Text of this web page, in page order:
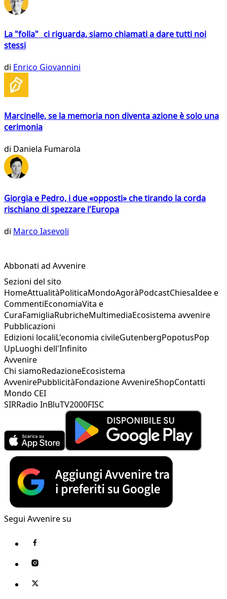
La "folla" ci riguarda, siamo chiamati a dare tutti noi
stessi
di Enrico Giovannini
Marcinelle, se la memoria non diventa azione è solo una
cerimonia
di Daniela Fumarola
Giorgia e Pedro, i due «opposti» che tirando la corda
rischiano di spezzare l'Europa
di Marco Iasevoli
Abbonati ad Avvenire
Sezioni del sito
HomeAttualitàPoliticaMondoAgoràPodcastChiesaIdee e
CommentiEconomiaVita e
CuraFamigliaRubricheMultimediaEcosistema avvenire
Pubblicazioni
Edizioni localiL'economia civileGutenbergPopotusPop
UpLuoghi dell'Infinito
Avvenire
Chi siamoRedazioneEcosistema
AvvenirePubblicitàFondazione AvvenireShopContatti
Mondo CEI
SIRRadio InBluTV2000FISC
Segui Avvenire su